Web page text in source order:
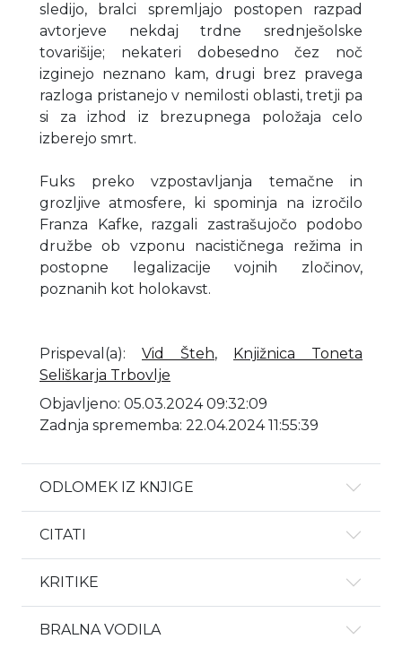
sledijo, bralci spremljajo postopen razpad
avtorjeve nekdaj trdne srednješolske
tovarišije; nekateri dobesedno čez noč
izginejo neznano kam, drugi brez pravega
razloga pristanejo v nemilosti oblasti, tretji pa
si za izhod iz brezupnega položaja celo
izberejo smrt.
Fuks preko vzpostavljanja temačne in
grozljive atmosfere, ki spominja na izročilo
Franza Kafke, razgali zastrašujočo podobo
družbe ob vzponu nacističnega režima in
postopne legalizacije vojnih zločinov,
poznanih kot holokavst.
Prispeval(a): Vid Šteh, Knjižnica Toneta
Seliškarja Trbovlje
Objavljeno: 05.03.2024 09:32:09
Zadnja sprememba: 22.04.2024 11:55:39
ODLOMEK IZ KNJIGE
CITATI
KRITIKE
BRALNA VODILA